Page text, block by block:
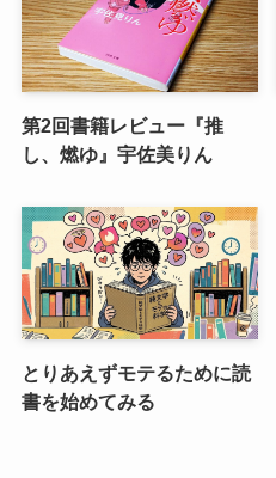
第2回書籍レビュー『推
し、燃ゆ』宇佐美りん
とりあえずモテるために読
書を始めてみる